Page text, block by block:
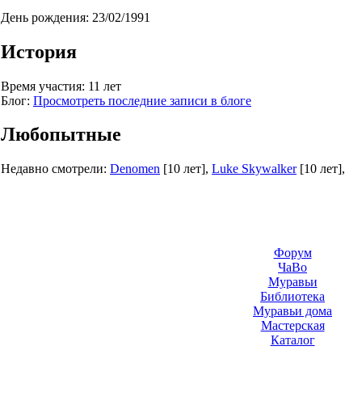
День рождения: 23/02/1991
История
Время участия: 11 лет
Блог: Просмотреть последние записи в блоге
Любопытные
Недавно смотрели: Denomen [10 лет], Luke Skywalker [10 лет],
Форум
ЧаВо
Муравьи
Библиотека
Муравьи дома
Мастерская
Каталог